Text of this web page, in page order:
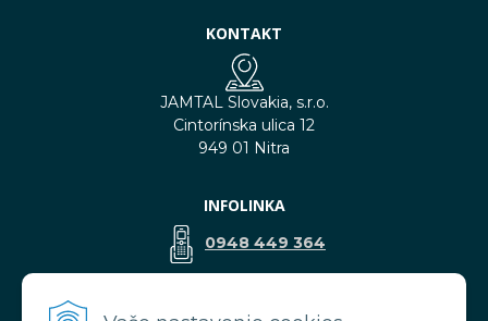
KONTAKT
JAMTAL Slovakia, s.r.o.
Cintorínska ulica 12
949 01 Nitra
INFOLINKA
0948 449 364